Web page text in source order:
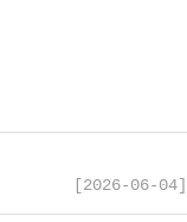
[2026-06-04]